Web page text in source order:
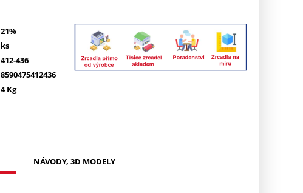
21%
ks
412-436
8590475412436
4 Kg
NÁVODY, 3D MODELY